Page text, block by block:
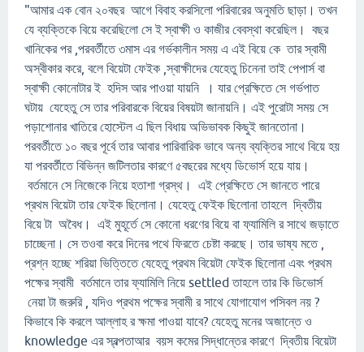
"আমার এক বোন ২০বছর আগে বিবাহ করসিলো পরিবারের অনুমতি ছাড়া। তখন
যে ব্যক্তিকে বিয়ে করেছিলো সে ই স্বাক্ষী ও কাজীর বেবস্থা করেছিল। বছর
খানিকের পর ,পরবর্তীতে ৩মাস এর গর্ভকালীন সময় এ এই বিয়ে কে তার স্বামী
অস্বীকার করে, বলে বিয়েটা ফেইক ,স্বাক্ষীদের যেহেতু চিনেনা তাই পেপার্স বা
স্বাক্ষী কোনোটার ই হদিস আর পাওয়া যায়নি । যার প্রেক্ষিতে সে গর্ভপাত
ঘটায় যেহেতু সে তার পরিবারকে বিয়ের বিষয়টা জানায়নি। এই পুরোটা সময় সে
পড়াশোনার খাতিরে হোস্টেল এ ছিল বিধায় অভিভাবক কিছুই জানতোনা।
পরবর্তীতে ১০ বছর পূর্বে তার আবার পারিবারিক ভাবে অন্য ব্যক্তির সাথে বিয়ে হয়
যা পরবর্তীতে বিভিন্ন জটিলতার কারণে ৫বছরের মধ্যে ডিভোর্স হয়ে যায়।
বর্তমানে সে নিজেকে নিয়ে হতাশা গ্রস্থ। এই প্রেক্ষিতে সে জানতে পারে
প্রথম বিয়েটা তার ফেইক ছিলোনা। যেহেতু ফেইক ছিলোনা তাহলে দ্বিতীয়
বিয়ে টা অবৈধ। এই মুহূর্তে সে কোনো ধরণের বিয়ে বা ফ্যামিলি র সাথে জড়াতে
চাচ্ছেনা। সে তওবা করে দিনের পথে ফিরতে চেষ্টা করছে। তার ভাষ্য মতে ,
প্রশ্ন হচ্ছে শরিয়া ভিত্তিতে যেহেতু প্রথম বিয়েটা ফেইক ছিলোনা এবং প্রথম
পক্ষের স্বামী বর্তমানে তার ফ্যামিলি নিয়ে settled তাহলে তার কি ডিভোর্স
নেয়া টা জরুরি , যদিও প্রথম পক্ষের স্বামী র সাথে যোগাযোগ পসিবল নয় ?
কিভাবে কি করলে আল্লাহ র ক্ষমা পাওয়া যাবে? যেহেতু মনের অজান্তে ও
knowledge এর স্বল্পতাআর বয়স কমের সিদ্ধান্তের কারণে দ্বিতীয় বিয়েটা